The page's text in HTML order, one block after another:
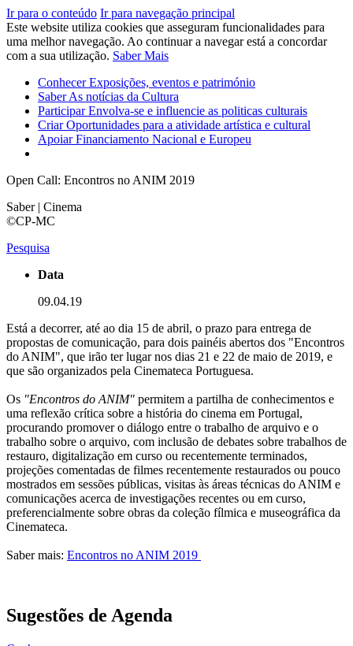
Ir para o conteúdo Ir para navegação principal
Este website utiliza cookies que asseguram funcionalidades para
uma melhor navegação. Ao continuar a navegar está a concordar
com a sua utilização. Saber Mais
ConhecerExposições, eventos e património
SaberAs notícias da Cultura
ParticiparEnvolva-se e influencie as politicas culturais
CriarOportunidades para a atividade artística e cultural
ApoiarFinanciamento Nacional e Europeu
Open Call: Encontros no ANIM 2019
Saber | Cinema
©CP-MC
Pesquisa
Data
09.04.19
Está a decorrer, até ao dia 15 de abril, o prazo para entrega de
propostas de comunicação, para dois painéis abertos dos "Encontros
do ANIM", que irão ter lugar nos dias 21 e 22 de maio de 2019, e
que são organizados pela Cinemateca Portuguesa.
Os "Encontros do ANIM" permitem a partilha de conhecimentos e
uma reflexão crítica sobre a história do cinema em Portugal,
procurando promover o diálogo entre o trabalho de arquivo e o
trabalho sobre o arquivo, com inclusão de debates sobre trabalhos de
restauro, digitalização em curso ou recentemente terminados,
projeções comentadas de filmes recentemente restaurados ou pouco
mostrados em sessões públicas, visitas às áreas técnicas do ANIM e
comunicações acerca de investigações recentes ou em curso,
preferencialmente sobre obras da coleção fílmica e museográfica da
Cinemateca.
Saber mais: Encontros no ANIM 2019
Sugestões de Agenda